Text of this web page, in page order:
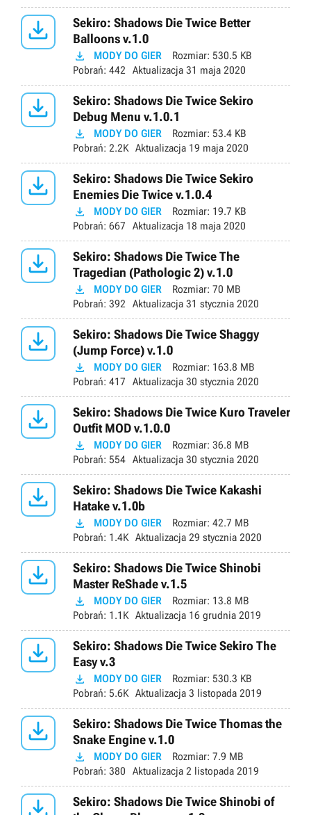

Sekiro: Shadows Die Twice Better
Balloons v.1.0
 MODY DO GIER Rozmiar: 530.5 KB
Pobrań: 442 Aktualizacja 31 maja 2020

Sekiro: Shadows Die Twice Sekiro
Debug Menu v.1.0.1
 MODY DO GIER Rozmiar: 53.4 KB
Pobrań: 2.2K Aktualizacja 19 maja 2020

Sekiro: Shadows Die Twice Sekiro
Enemies Die Twice v.1.0.4
 MODY DO GIER Rozmiar: 19.7 KB
Pobrań: 667 Aktualizacja 18 maja 2020

Sekiro: Shadows Die Twice The
Tragedian (Pathologic 2) v.1.0
 MODY DO GIER Rozmiar: 70 MB
Pobrań: 392 Aktualizacja 31 stycznia 2020

Sekiro: Shadows Die Twice Shaggy
(Jump Force) v.1.0
 MODY DO GIER Rozmiar: 163.8 MB
Pobrań: 417 Aktualizacja 30 stycznia 2020

Sekiro: Shadows Die Twice Kuro Traveler
Outfit MOD v.1.0.0
 MODY DO GIER Rozmiar: 36.8 MB
Pobrań: 554 Aktualizacja 30 stycznia 2020

Sekiro: Shadows Die Twice Kakashi
Hatake v.1.0b
 MODY DO GIER Rozmiar: 42.7 MB
Pobrań: 1.4K Aktualizacja 29 stycznia 2020

Sekiro: Shadows Die Twice Shinobi
Master ReShade v.1.5
 MODY DO GIER Rozmiar: 13.8 MB
Pobrań: 1.1K Aktualizacja 16 grudnia 2019

Sekiro: Shadows Die Twice Sekiro The
Easy v.3
 MODY DO GIER Rozmiar: 530.3 KB
Pobrań: 5.6K Aktualizacja 3 listopada 2019

Sekiro: Shadows Die Twice Thomas the
Snake Engine v.1.0
 MODY DO GIER Rozmiar: 7.9 MB
Pobrań: 380 Aktualizacja 2 listopada 2019
Sekiro: Shadows Die Twice Shinobi of